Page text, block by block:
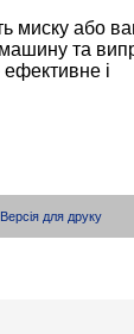
миску або
машину та
і
Версія для друку